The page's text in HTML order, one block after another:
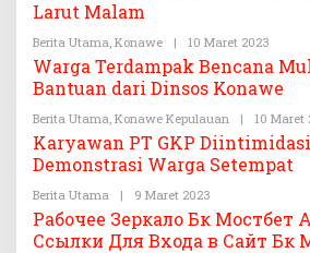
O
G
A
S
C
O
Larut Malam
Berita Utama, Konawe | 10 Maret 2023
E
H
E
G
A
S
.
O
Warga Terdampak Bencana
Bantuan dari Dinsos Konawe
Berita Utama, Konawe Kepulauan | 10 Maret
Karyawan PT GKP
Demonstrasi Warga Setempat
Berita Utama | 9 Maret 2023
E
H
Рабочее Зеркало Бк Мостбет
Ссылки Для Входа в Сайт Бк